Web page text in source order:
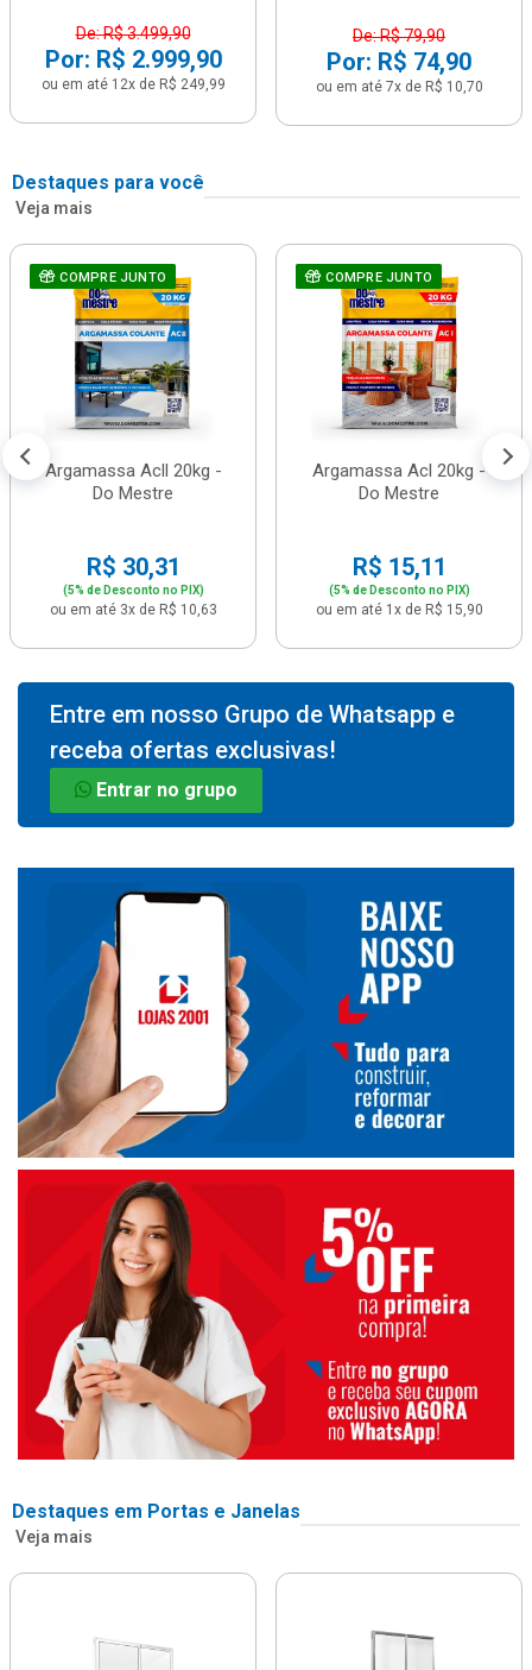
De: R$ 3.499,90
Por: R$ 2.999,90
ou em até 12x de R$ 249,99
De: R$ 79,90
Por: R$ 74,90
ou em até 7x de R$ 10,70
Destaques para você
Veja mais
COMPRE JUNTO
Argamassa Acll 20kg -
Do Mestre
R$ 30,31
(5% de Desconto no PIX)
ou em até 3x de R$ 10,63
COMPRE JUNTO
Argamassa Acl 20kg -
Do Mestre
R$ 15,11
(5% de Desconto no PIX)
ou em até 1x de R$ 15,90
Entre em nosso Grupo de Whatsapp e
receba ofertas exclusivas!
Entrar no grupo
Destaques em Portas e Janelas
Veja mais